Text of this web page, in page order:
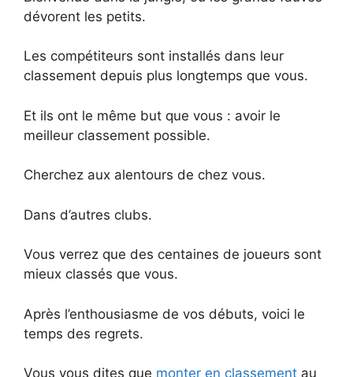
dévorent les petits.
Les compétiteurs sont installés dans leur
classement depuis plus longtemps que vous.
Et ils ont le même but que vous : avoir le
meilleur classement possible.
Cherchez aux alentours de chez vous.
Dans d’autres clubs.
Vous verrez que des centaines de joueurs sont
mieux classés que vous.
Après l’enthousiasme de vos débuts, voici le
temps des regrets.
Vous vous dites que monter en classement au